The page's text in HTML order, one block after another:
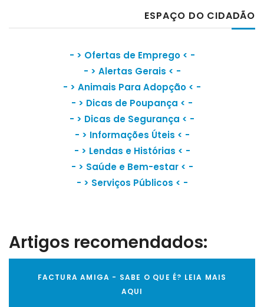
ESPAÇO DO CIDADÃO
- > Ofertas de Emprego< -
- > Alertas Gerais < -
- > Animais Para Adopção < -
- > Dicas de Poupança < -
- > Dicas de Segurança < -
- > Informações Úteis < -
- > Lendas e Histórias < -
- > Saúde e Bem-estar< -
- > Serviços Públicos < -
Artigos recomendados:
FACTURA AMIGA - SABE O QUE É? LEIA MAIS
AQUI